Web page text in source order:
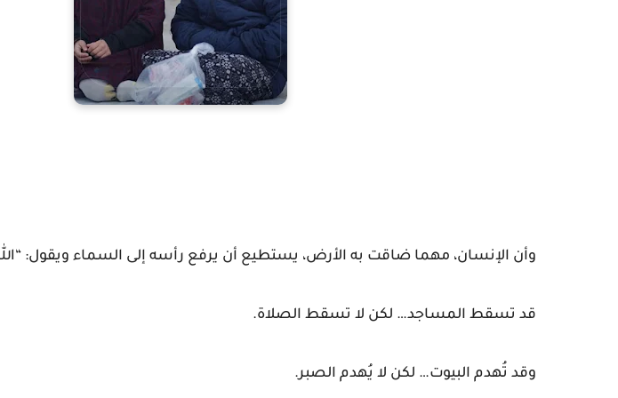
وأن الإنسان، مهما ضاقت به الأرض، يستطيع أن يرفع رأسه إلى السماء ويقول:
قد تسقط المساجد… لكن لا تسقط الصلاة.
وقد تُهدم البيوت… لكن لا يُهدم الصبر.